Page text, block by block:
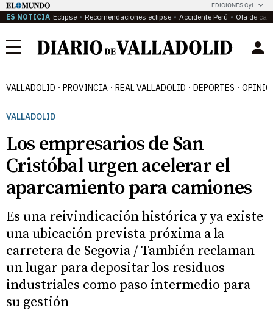
EDICIONES CyL
ES NOTICIA Eclipse Recomendaciones eclipse Accidente Perú Ola de
Menú
VALLADOLID PROVINCIA REAL VALLADOLID DEPORTES
VALLADOLID
Los empresarios de San
Cristóbal urgen acelerar el
aparcamiento para camiones
Es una reivindicación histórica y ya existe
una ubicación prevista próxima a la
carretera de Segovia / También reclaman
un lugar para depositar los residuos
industriales como paso intermedio para
su gestión